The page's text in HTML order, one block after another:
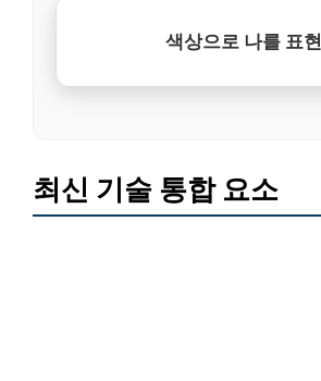
색상으로 나를 표현
최신 기술 통합 요소